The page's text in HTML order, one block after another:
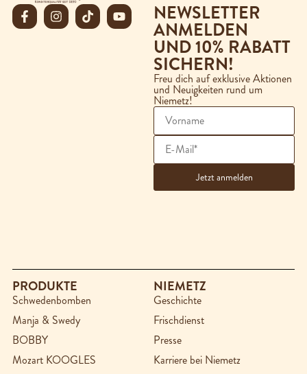
NEWSLETTER
ANMELDEN
UND 10% RABATT
SICHERN!
Freu dich auf exklusive Aktionen
und Neuigkeiten rund um
Niemetz!
PRODUKTE
Schwedenbomben
Manja & Swedy
BOBBY
Mozart KOOGLES
NIEMETZ
Geschichte
Frischdienst
Presse
Karriere bei Niemetz